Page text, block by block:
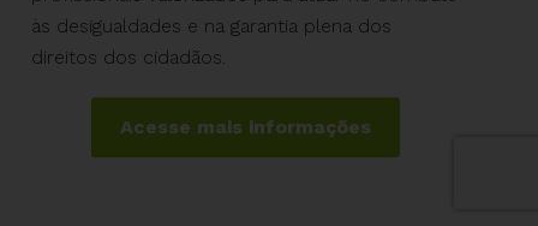
às desigualdades e na garantia plena dos
direitos dos cidadãos.
Acesse mais informações